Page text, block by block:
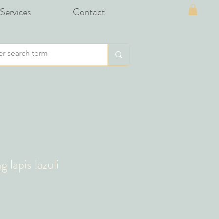
Contact
lapis lazuli